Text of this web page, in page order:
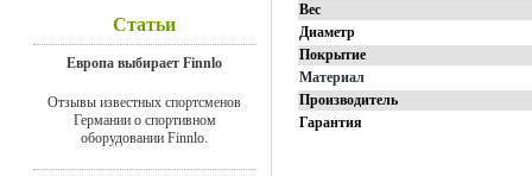
Статьи
Европа выбирает Finnlo
Отзывы известных спортсменов
Германии о спортивном
оборудовании Finnlo.
Вес
Диаметр
Покрытие
Материал
Производитель
Гарантия